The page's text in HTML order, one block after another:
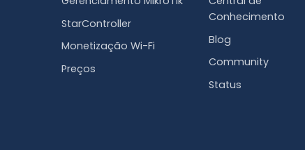
StarController
Monetização Wi-Fi
Preços
Conhecimento
Blog
Community
Status